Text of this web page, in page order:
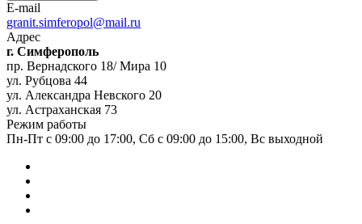
E-mail
granit.simferopol@mail.ru
Адрес
г. Симферополь
пр. Вернадского 18/ Мира 10
ул. Рубцова 44
ул. Александра Невского 20
ул. Астраханская 73
Режим работы
Пн-Пт с 09:00 до 17:00, Сб с 09:00 до 15:00, Вс выходной